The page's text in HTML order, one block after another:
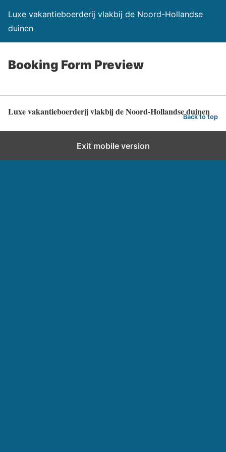
Luxe vakantieboerderij vlakbij de Noord-Hollandse
duinen
Booking Form Preview
Luxe vakantieboerderij vlakbij de Noord-Hollandse duinen
Back to top
Exit mobile version